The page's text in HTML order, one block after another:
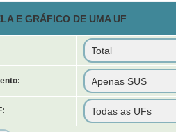
E GRÁFICO DE UMA UF